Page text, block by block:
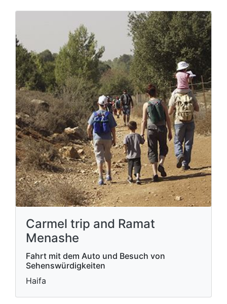
Carmel trip and Ramat
Menashe
Fahrt mit dem Auto und Besuch von
Sehenswürdigkeiten
Haifa